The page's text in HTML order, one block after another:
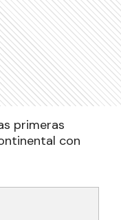
primeras
con